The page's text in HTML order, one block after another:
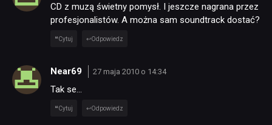
CD z muzą świetny pomysł. I jeszcze nagrana przez
profesjonalistów. A można sam soundtrack dostać?
Cytuj Odpowiedz
Near69 27 maja 2010 o 14:34
Tak se…
Cytuj Odpowiedz